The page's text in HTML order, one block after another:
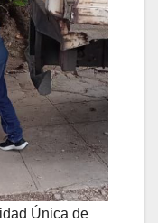
Única de